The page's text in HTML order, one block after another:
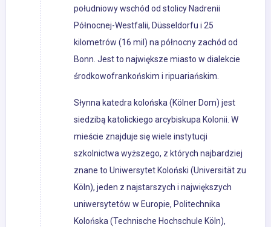
południowy wschód od stolicy Nadrenii
Północnej-Westfalii, Düsseldorfu i 25
kilometrów (16 mil) na północny zachód od
Bonn. Jest to największe miasto w dialekcie
środkowofrankońskim i ripuariańskim.
Słynna katedra kolońska (Kölner Dom) jest
siedzibą katolickiego arcybiskupa Kolonii. W
mieście znajduje się wiele instytucji
szkolnictwa wyższego, z których najbardziej
znane to Uniwersytet Koloński (Universität zu
Köln), jeden z najstarszych i największych
uniwersytetów w Europie, Politechnika
Kolońska (Technische Hochschule Köln),